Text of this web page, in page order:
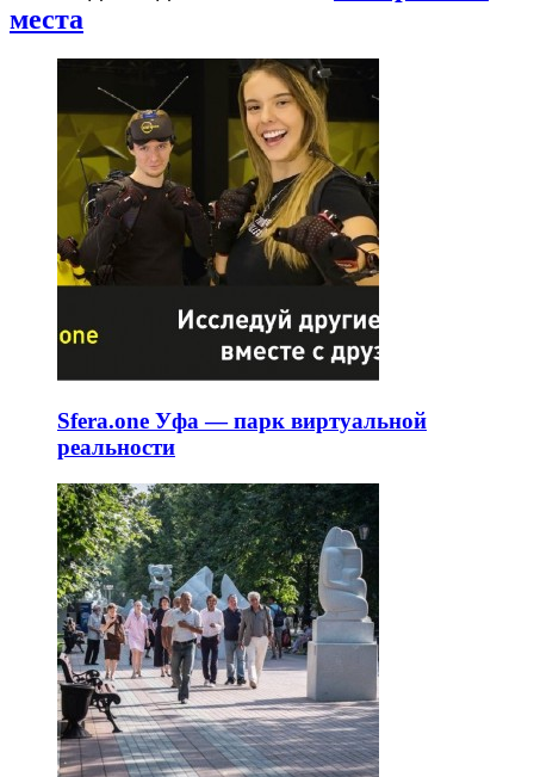
места
Sfera.one Уфа — парк виртуальной
реальности